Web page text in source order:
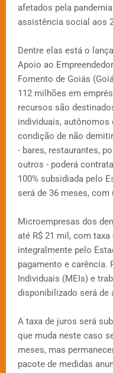
afetados pela
assistência social aos
Dentre elas está o
Apoio ao
Fomento de Goiás
112 milhões em
recursos são
individuais, autônomos
condição de não
- bares, restaurantes,
outros - poderá
100% subsidiada pelo
será de 36 meses,
Microempresas dos
até R$ 21 mil, com
integralmente pelo
pagamento e carência.
Individuais (MEIs) e
disponibilizado será de
A taxa de juros será
que muda neste caso
meses, mas
pacote de medidas